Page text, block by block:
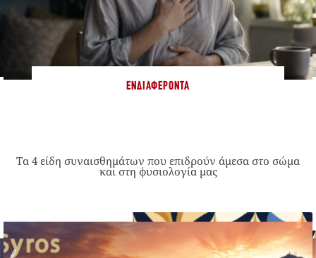
ΕΝΔΙΑΦΈΡΟΝΤΑ
Τα 4 είδη συναισθημάτων που επιδρούν άμεσα στο σώμα
και στη φυσιολογία μας